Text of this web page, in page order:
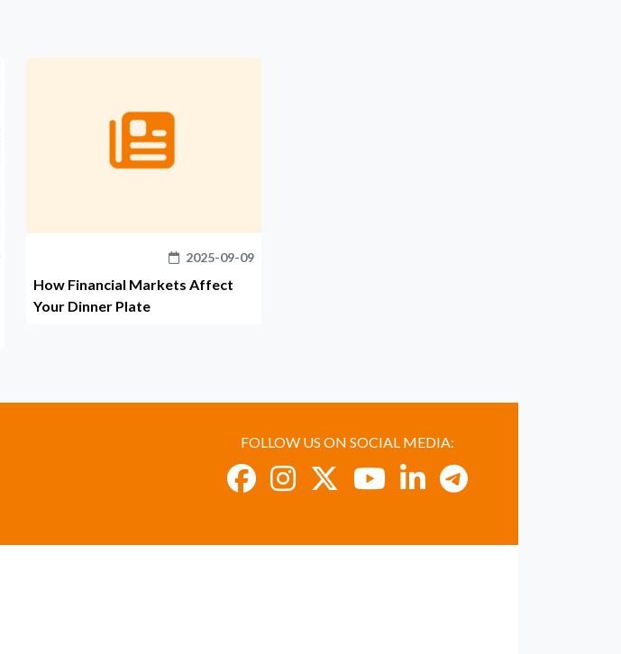
2025-09-09
How Financial Markets Affect
Your Dinner Plate
FOLLOW US ON SOCIAL MEDIA: